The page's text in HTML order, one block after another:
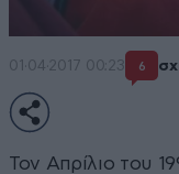
01·04·2017 00:23 6
Τον Απρίλιο του